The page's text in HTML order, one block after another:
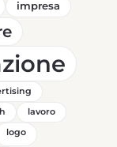
che
iscritti
impresa
lavoro
logo